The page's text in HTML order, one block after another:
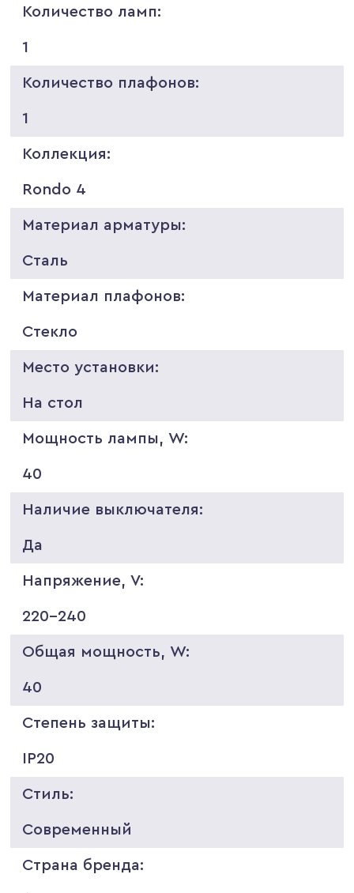
Количество ламп:
1
Количество плафонов:
1
Коллекция:
Rondo 4
Материал арматуры:
Сталь
Материал плафонов:
Стекло
Место установки:
На стол
Мощность лампы, W:
40
Наличие выключателя:
Да
Напряжение, V:
220-240
Общая мощность, W:
40
Степень защиты:
IP20
Стиль:
Современный
Страна бренда: